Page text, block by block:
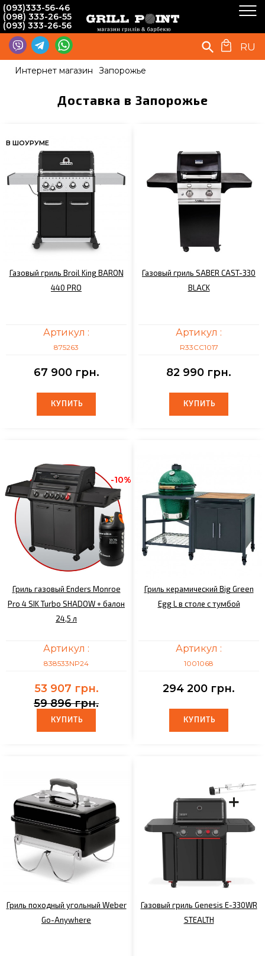
(093)333-56-46
(098) 333-26-55
(093) 333-26-56
RU
Интернет магазин Запорожье
Доставка в Запорожье
В ШОУРУМЕ
Газовый гриль Broil King BARON
440 PRO
Артикул :
875263
67 900 грн.
КУПИТЬ
КУПИТЬ
Газовый гриль SABER CAST-330
BLACK
Артикул :
R33CC1017
82 990 грн.
КУПИТЬ
КУПИТЬ
-10%
Гриль газовый Enders Monroe
Pro 4 SIK Turbo SHADOW + балон
24,5 л
Артикул :
838533NP24
53 907 грн.
59 896 грн.
КУПИТЬ
КУПИТЬ
Гриль керамический Big Green
Egg L в столе с тумбой
Артикул :
1001068
294 200 грн.
КУПИТЬ
КУПИТЬ
Гриль походный угольный Weber
Go-Anywhere
Газовый гриль Genesis E-330WR
STEALTH